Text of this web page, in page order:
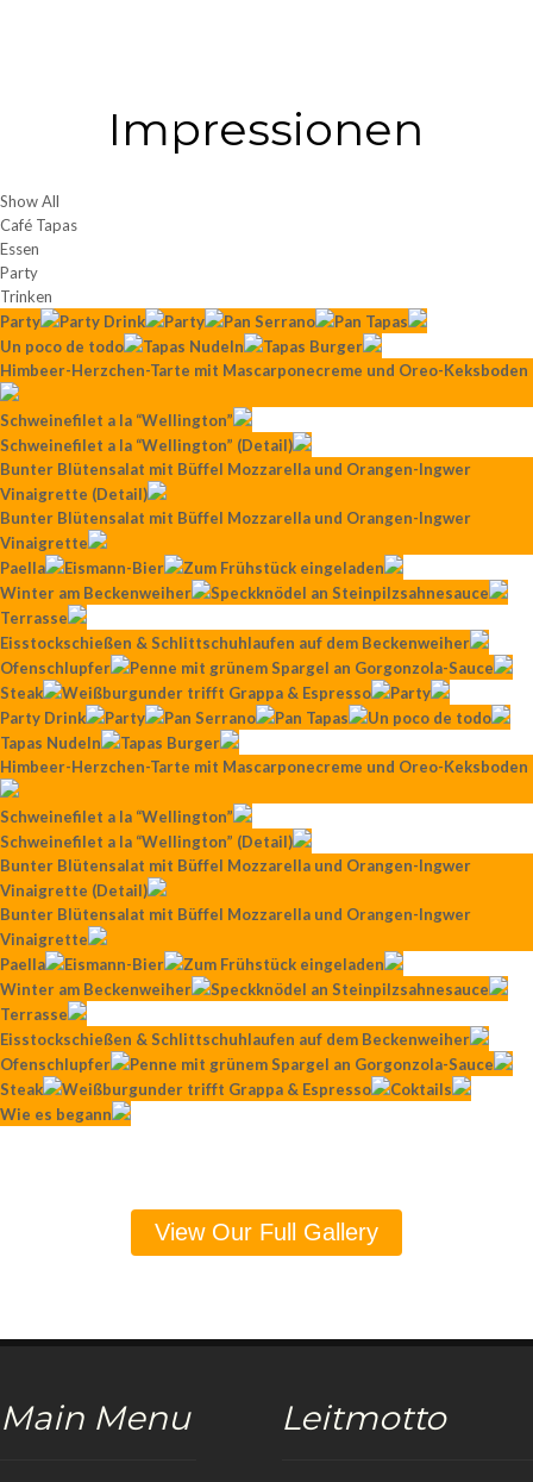
Impressionen
Show All
Café Tapas
Essen
Party
Trinken
Party
Party Drink Party Pan Serrano
Pan Tapas
Un poco de todo
Tapas Nudeln
Tapas Burger
Himbeer-Herzchen-Tarte mit Mascarponecreme und Oreo-Keksboden
Schweinefilet a la “Wellington”
Schweinefilet a la “Wellington” (Detail)
Bunter Blütensalat mit Büffel Mozzarella und Orangen-Ingwer
Vinaigrette (Detail)
Bunter Blütensalat mit Büffel Mozzarella und Orangen-Ingwer
Vinaigrette
Paella
Eismann-Bier
Zum Frühstück eingeladen
Winter am Beckenweiher
Speckknödel an Steinpilzsahnesauce
Terrasse
Eisstockschießen & Schlittschuhlaufen auf dem Beckenweiher
Ofenschlupfer
Penne mit grünem Spargel an Gorgonzola-Sauce
Steak
Weißburgunder trifft Grappa & Espresso
Party
Party Drink
Party Pan Serrano Pan Tapas
Un poco de todo
Tapas Nudeln
Tapas Burger
Himbeer-Herzchen-Tarte mit Mascarponecreme und Oreo-Keksboden
Schweinefilet a la “Wellington”
Schweinefilet a la “Wellington” (Detail)
Bunter Blütensalat mit Büffel Mozzarella und Orangen-Ingwer
Vinaigrette (Detail)
Bunter Blütensalat mit Büffel Mozzarella und Orangen-Ingwer
Vinaigrette
Paella
Eismann-Bier
Zum Frühstück eingeladen
Winter am Beckenweiher
Speckknödel an Steinpilzsahnesauce
Terrasse
Eisstockschießen & Schlittschuhlaufen auf dem Beckenweiher
Ofenschlupfer
Penne mit grünem Spargel an Gorgonzola-Sauce
Steak
Weißburgunder trifft Grappa & Espresso
Coktails
Wie es begann
View Our Full Gallery
Main Menu Leitmotto